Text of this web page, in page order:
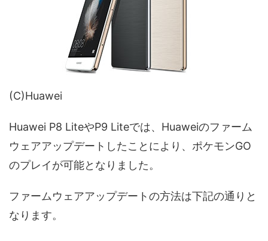
(C)Huawei
Huawei P8 LiteやP9 Liteでは、Huaweiのファーム
ウェアアップデートしたことにより、ポケモンGO
のプレイが可能となりました。
ファームウェアアップデートの方法は下記の通りと
なります。